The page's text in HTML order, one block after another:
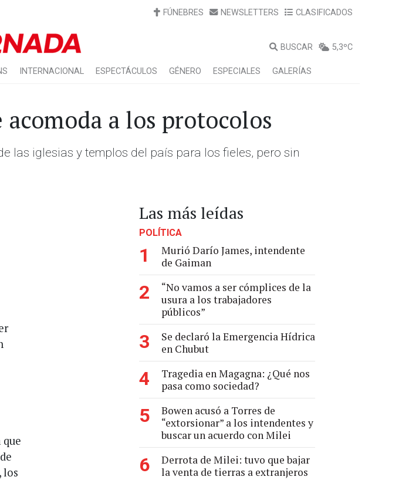
FÚNEBRES NEWSLETTERS CLASIFICADOS
BUSCAR 5,3ºC
INTERNACIONAL ESPECTÁCULOS GÉNERO ESPECIALES GALERÍAS
a los protocolos
las iglesias y templos del país para los fieles, pero sin
los
Las más leídas
POLÍTICA
1
Murió Darío James, intendente
de Gaiman
2
“No vamos a ser cómplices de la
usura a los trabajadores
públicos”
3
Se declaró la Emergencia Hídrica
en Chubut
4
Tragedia en Magagna: ¿Qué nos
pasa como sociedad?
5
Bowen acusó a Torres de
“extorsionar” a los intendentes y
buscar un acuerdo con Milei
6
Derrota de Milei: tuvo que bajar
la venta de tierras a extranjeros